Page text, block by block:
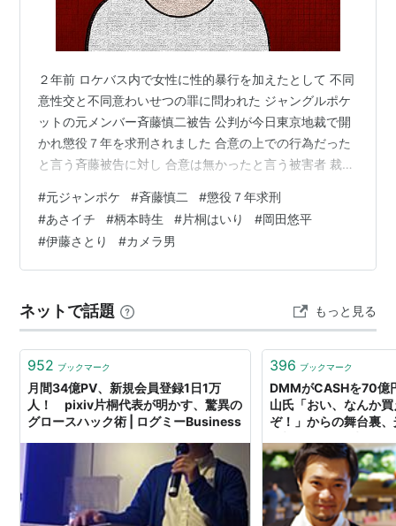
２年前 ロケバス内で女性に性的暴行を加えたとして 不同
意性交と不同意わいせつの罪に問われた ジャングルポケ
ットの元メンバー斉藤慎二被告 公判が今日東京地裁で開
かれ懲役７年を求刑されました 合意の上での行為だった
と言う斉藤被告に対し 合意は無かったと言う被害者 裁判
日に言い渡されます 実刑は免れない様子 性犯罪は厳しく
罰してほしいと思います 今日の『あさイチ』です 明日か
ら高校野球が始まり 『あさイチ』の放送はしばらくお休
みになります なので結構気合いを入れましたし ゲストが
採用でした(_ …
#元ジャンポケ #斉藤慎二 #懲役７年求刑
#あさイチ #柄本時生 #片桐はいり #岡田悠平
#伊藤さとり #カメラ男
ネットで話題 もっと見る
952 ブックマーク
月間34億PV、新規会員登録1日1万
人！ pixiv片桐代表が明かす、驚異の
グロースハック術 | ログミーBusiness
396 ブックマーク
DMMがCASHを70億
山氏「おい、なんか
ぞ！」からの舞台裏